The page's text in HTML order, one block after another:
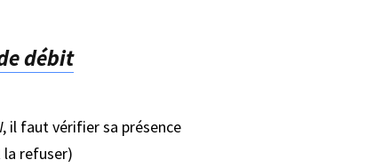
débit
il faut vérifier sa présence
la refuser)